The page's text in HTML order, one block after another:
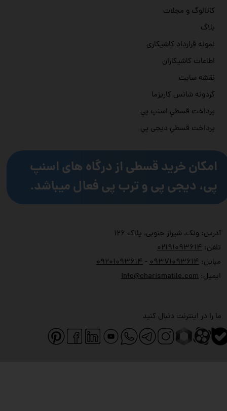
ما را در اینترنت دنبال کنید
آدرس: ونک، شیراز جنوبی، پلاک ۱۲۶
تلفن:
۰۲۱۹۱۰۹۳۶۱۴
مبایل:
۰۹۳۷۱۰۹۳۶۱۴ - ۰۹۲۰۱۰۹۳۶۱۴
ایمیل:info@charismatile.com
کاتالوگ و مجلات
بلاگ
نمونه قرارداد کاشیکاری
اطاعات کاشیکاران
نقشه سایت
گردونه شانس کاریزما
پرداخت قسطي اسنپ پي
پرداخت قسطي دیجی پي
امکان خرید قسطی از درگاه های اسنپ
پی، دیجی پی و ترب پی فعال میباشد.